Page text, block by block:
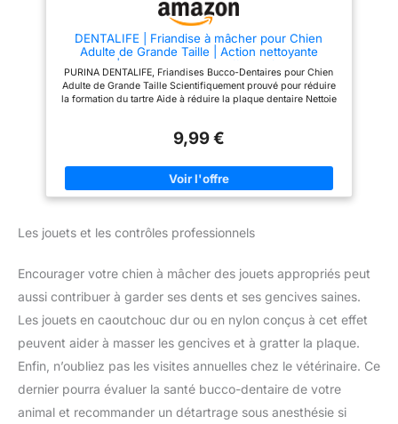
pour chien Dentactiv sont
recommandées par 95% des
plaque dentaire. Ce produit
Vetocanis chien est une vraie
recette saine qui répond aux
votre animal, ce qui en fait une
propos de Vetocanis] Vetocanis
vous aide à soigner les petits
maux du quotidien de vos
produits de soins pour chiens et
gamme complète (soin du poil,
hygiène et santé du chien,
antiparasitaires, anti-stress …)
dédiée au bien-être animal.
DENTALIFE | Friandise à mâcher pour Chien
Adulte de Grande Taille | Action nettoyante
naturelle | Nettoie les dents difficiles à atteindre,
Aide à combattre la mauvaise haleine | Sachet | 36
Bâtonnets
PURINA DENTALIFE, Friandises Bucco-Dentaires pour Chien
Adulte de Grande Taille Scientifiquement prouvé pour réduire
la formation du tartre Aide à réduire la plaque dentaire Nettoie
9,99 €
Les jouets et les contrôles professionnels
Encourager votre chien à mâcher des jouets appropriés peut
aussi contribuer à garder ses dents et ses gencives saines.
Les jouets en caoutchouc dur ou en nylon conçus à cet effet
peuvent aider à masser les gencives et à gratter la plaque.
Enfin, n’oubliez pas les visites annuelles chez le vétérinaire. Ce
dernier pourra évaluer la santé bucco-dentaire de votre
animal et recommander un détartrage sous anesthésie si